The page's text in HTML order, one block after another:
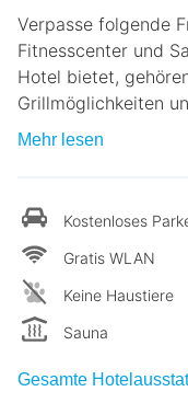
Verpasse folgende
Fitnesscenter und
Hotel bietet,
Grillmöglichkeiten
Mehr lesen
Kostenloses
Gratis WLAN
Keine Haustiere
Sauna
Gesamte